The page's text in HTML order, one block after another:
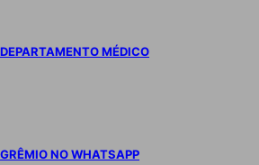
DEPARTAMENTO MÉDICO
GRÊMIO NO WHATSAPP